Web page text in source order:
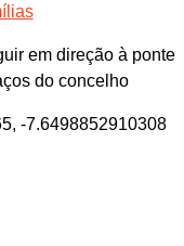
em direção à ponte
do concelho
-7.6498852910308